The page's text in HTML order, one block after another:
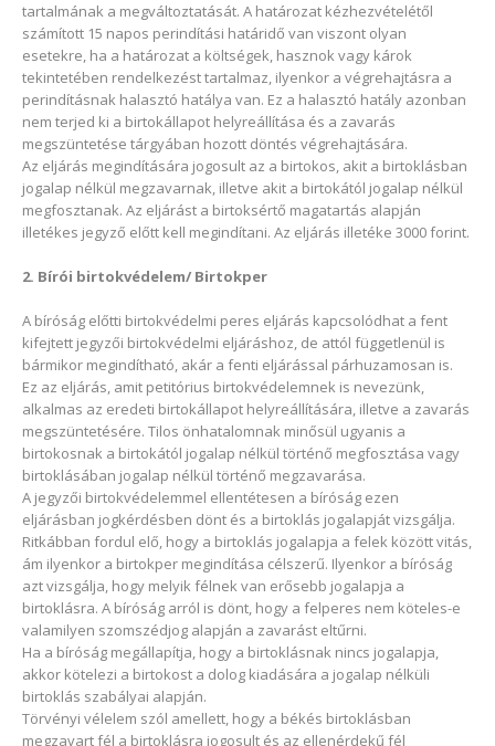
tartalmának a megváltoztatását. A határozat kézhezvételétől
számított 15 napos perindítási határidő van viszont olyan
esetekre, ha a határozat a költségek, hasznok vagy károk
tekintetében rendelkezést tartalmaz, ilyenkor a végrehajtásra a
perindításnak halasztó hatálya van. Ez a halasztó hatály azonban
nem terjed ki a birtokállapot helyreállítása és a zavarás
megszüntetése tárgyában hozott döntés végrehajtására.
Az eljárás megindítására jogosult az a birtokos, akit a birtoklásban
jogalap nélkül megzavarnak, illetve akit a birtokától jogalap nélkül
megfosztanak. Az eljárást a birtoksértő magatartás alapján
illetékes jegyző előtt kell megindítani. Az eljárás illetéke 3000 forint.
2. Bírói birtokvédelem/ Birtokper
A bíróság előtti birtokvédelmi peres eljárás kapcsolódhat a fent
kifejtett jegyzői birtokvédelmi eljáráshoz, de attól függetlenül is
bármikor megindítható, akár a fenti eljárással párhuzamosan is.
Ez az eljárás, amit petitórius birtokvédelemnek is nevezünk,
alkalmas az eredeti birtokállapot helyreállítására, illetve a zavarás
megszüntetésére. Tilos önhatalomnak minősül ugyanis a
birtokosnak a birtokától jogalap nélkül történő megfosztása vagy
birtoklásában jogalap nélkül történő megzavarása.
A jegyzői birtokvédelemmel ellentétesen a bíróság ezen
eljárásban jogkérdésben dönt és a birtoklás jogalapját vizsgálja.
Ritkábban fordul elő, hogy a birtoklás jogalapja a felek között vitás,
ám ilyenkor a birtokper megindítása célszerű. Ilyenkor a bíróság
azt vizsgálja, hogy melyik félnek van erősebb jogalapja a
birtoklásra. A bíróság arról is dönt, hogy a felperes nem köteles-e
valamilyen szomszédjog alapján a zavarást eltűrni.
Ha a bíróság megállapítja, hogy a birtoklásnak nincs jogalapja,
akkor kötelezi a birtokost a dolog kiadására a jogalap nélküli
birtoklás szabályai alapján.
Törvényi vélelem szól amellett, hogy a békés birtoklásban
megzavart fél a birtoklásra jogosult és az ellenérdekű fél